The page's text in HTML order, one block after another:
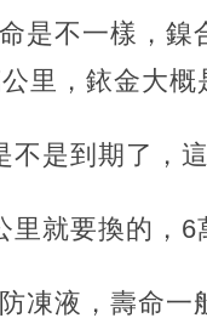
是不一樣，
里，銥金大概
是到期了，
就要換的，6
凍液，壽命一